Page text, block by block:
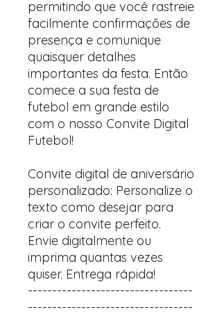
permitindo que você rastreie
facilmente confirmações de
presença e comunique
quaisquer detalhes
importantes da festa. Então
comece a sua festa de
futebol em grande estilo
com o nosso Convite Digital
Futebol!
Convite digital de aniversário
personalizado: Personalize o
texto como desejar para
criar o convite perfeito.
Envie digitalmente ou
imprima quantas vezes
quiser. Entrega rápida!
----------------------------------
----------------------------------